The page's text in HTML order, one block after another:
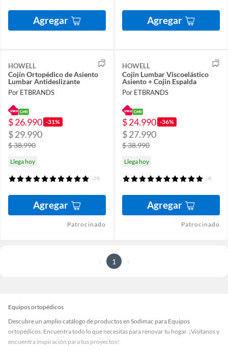
Agregar Agregar
HOWELL
Cojín Ortopédico de Asiento
Lumbar Antideslizante
Por ETBRANDS
$ 26.990 -31%
$ 29.990
$ 38.990
Llega hoy
(24)
Agregar
Patrocinado
HOWELL
Cojin Lumbar Viscoelástico
Asiento + Cojin Espalda
Por ETBRANDS
$ 24.990 -36%
$ 27.990
$ 38.990
Llega hoy
(4)
Agregar
Patrocinado
1
Equipos ortopédicos
Descubre un amplio catálogo de productos en Sodimac para Equipos
ortopédicos. Encuentra todo lo que necesitas para renovar tu hogar. ¡Visítanos y
encuentra inspiración para tus proyectos!